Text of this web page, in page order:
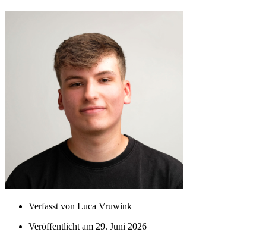
Verfasst von Luca Vruwink
Veröffentlicht am 29. Juni 2026